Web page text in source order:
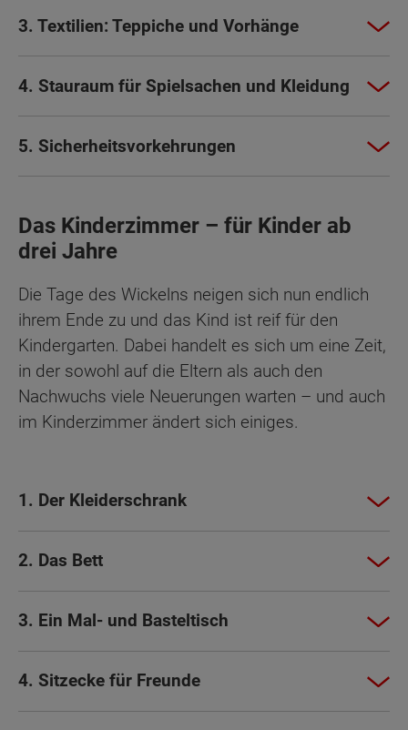
3. Textilien: Teppiche und Vorhänge
4. Stauraum für Spielsachen und Kleidung
5. Sicherheitsvorkehrungen
Das Kinderzimmer – für Kinder ab
drei Jahre
Die Tage des Wickelns neigen sich nun endlich
ihrem Ende zu und das Kind ist reif für den
Kindergarten. Dabei handelt es sich um eine Zeit,
in der sowohl auf die Eltern als auch den
Nachwuchs viele Neuerungen warten – und auch
im Kinderzimmer ändert sich einiges.
1. Der Kleiderschrank
2. Das Bett
3. Ein Mal- und Basteltisch
4. Sitzecke für Freunde